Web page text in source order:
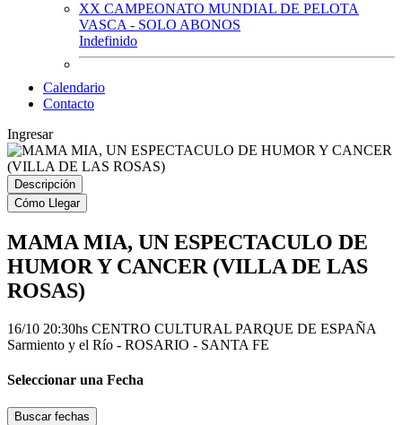
XX CAMPEONATO MUNDIAL DE PELOTA
VASCA - SOLO ABONOS
Indefinido
Calendario
Contacto
Ingresar
Descripción
Cómo Llegar
MAMA MIA, UN ESPECTACULO DE
HUMOR Y CANCER (VILLA DE LAS
ROSAS)
16/10 20:30hs CENTRO CULTURAL PARQUE DE ESPAÑA
Sarmiento y el Rí­o - ROSARIO - SANTA FE
Seleccionar una Fecha
Buscar fechas